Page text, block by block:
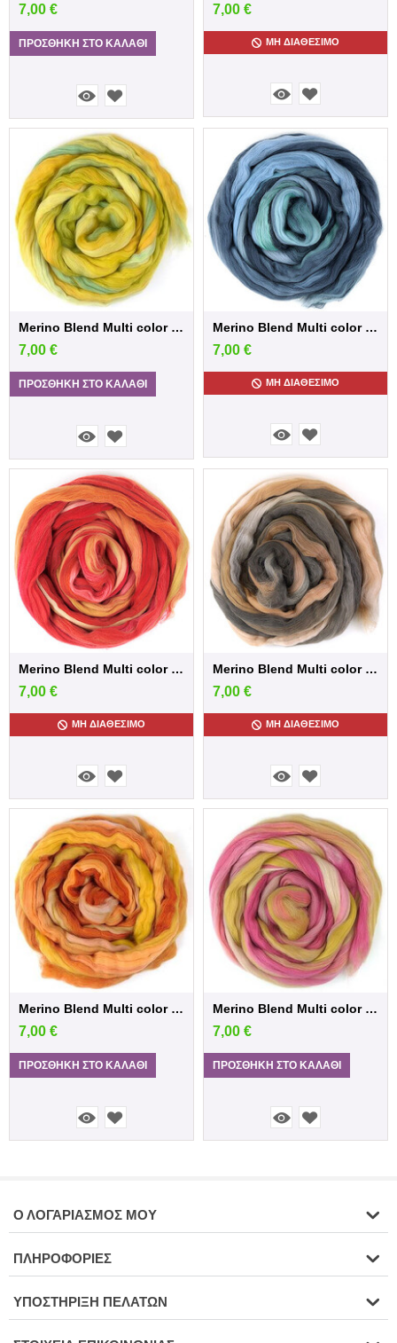
7,00 €
ΠΡΟΣΘΉΚΗ ΣΤΟ ΚΑΛΆΘΙ
7,00 €
ΜΗ ΔΙΑΘΈΣΙΜΟ
Merino Blend Multi color /Van Gogh
7,00 €
ΠΡΟΣΘΉΚΗ ΣΤΟ ΚΑΛΆΘΙ
Merino Blend Multi color /Picasso
7,00 €
ΜΗ ΔΙΑΘΈΣΙΜΟ
Merino Blend Multi color /Gauguin
7,00 €
ΜΗ ΔΙΑΘΈΣΙΜΟ
Merino Blend Multi color /Van Dijk
7,00 €
ΜΗ ΔΙΑΘΈΣΙΜΟ
Merino Blend Multi color /Turner
7,00 €
ΠΡΟΣΘΉΚΗ ΣΤΟ ΚΑΛΆΘΙ
Merino Blend Multi color /Matisse
7,00 €
ΠΡΟΣΘΉΚΗ ΣΤΟ ΚΑΛΆΘΙ
Ο ΛΟΓΑΡΙΑΣΜΌΣ ΜΟΥ
ΠΛΗΡΟΦΟΡΊΕΣ
ΥΠΟΣΤΉΡΙΞΗ ΠΕΛΑΤΏΝ